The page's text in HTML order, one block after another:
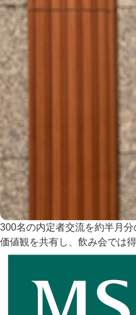
300名の内定者交流を約半月
価値観を共有し、飲み会では